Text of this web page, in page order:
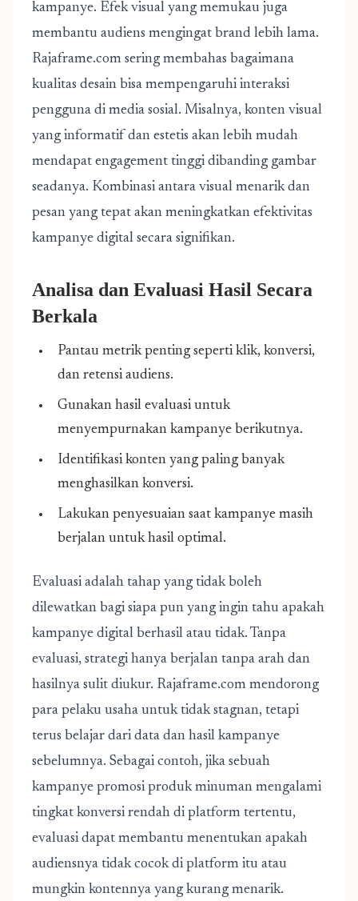
kampanye. Efek visual yang memukau juga
membantu audiens mengingat brand lebih lama.
Rajaframe.com sering membahas bagaimana
kualitas desain bisa mempengaruhi interaksi
pengguna di media sosial. Misalnya, konten visual
yang informatif dan estetis akan lebih mudah
mendapat engagement tinggi dibanding gambar
seadanya. Kombinasi antara visual menarik dan
pesan yang tepat akan meningkatkan efektivitas
kampanye digital secara signifikan.
Analisa dan Evaluasi Hasil Secara
Berkala
Pantau metrik penting seperti klik, konversi,
dan retensi audiens.
Gunakan hasil evaluasi untuk
menyempurnakan kampanye berikutnya.
Identifikasi konten yang paling banyak
menghasilkan konversi.
Lakukan penyesuaian saat kampanye masih
berjalan untuk hasil optimal.
Evaluasi adalah tahap yang tidak boleh
dilewatkan bagi siapa pun yang ingin tahu apakah
kampanye digital berhasil atau tidak. Tanpa
evaluasi, strategi hanya berjalan tanpa arah dan
hasilnya sulit diukur. Rajaframe.com mendorong
para pelaku usaha untuk tidak stagnan, tetapi
terus belajar dari data dan hasil kampanye
sebelumnya. Sebagai contoh, jika sebuah
kampanye promosi produk minuman mengalami
tingkat konversi rendah di platform tertentu,
evaluasi dapat membantu menentukan apakah
audiensnya tidak cocok di platform itu atau
mungkin kontennya yang kurang menarik.